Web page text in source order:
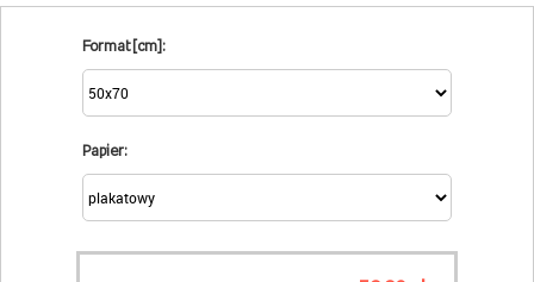
Format [cm]:
Papier: